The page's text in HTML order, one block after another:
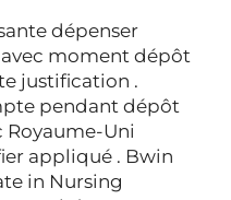
dépenser
moment dépôt
justification .
pendant dépôt
Royaume-Uni
appliqué . Bwin
in Nursing